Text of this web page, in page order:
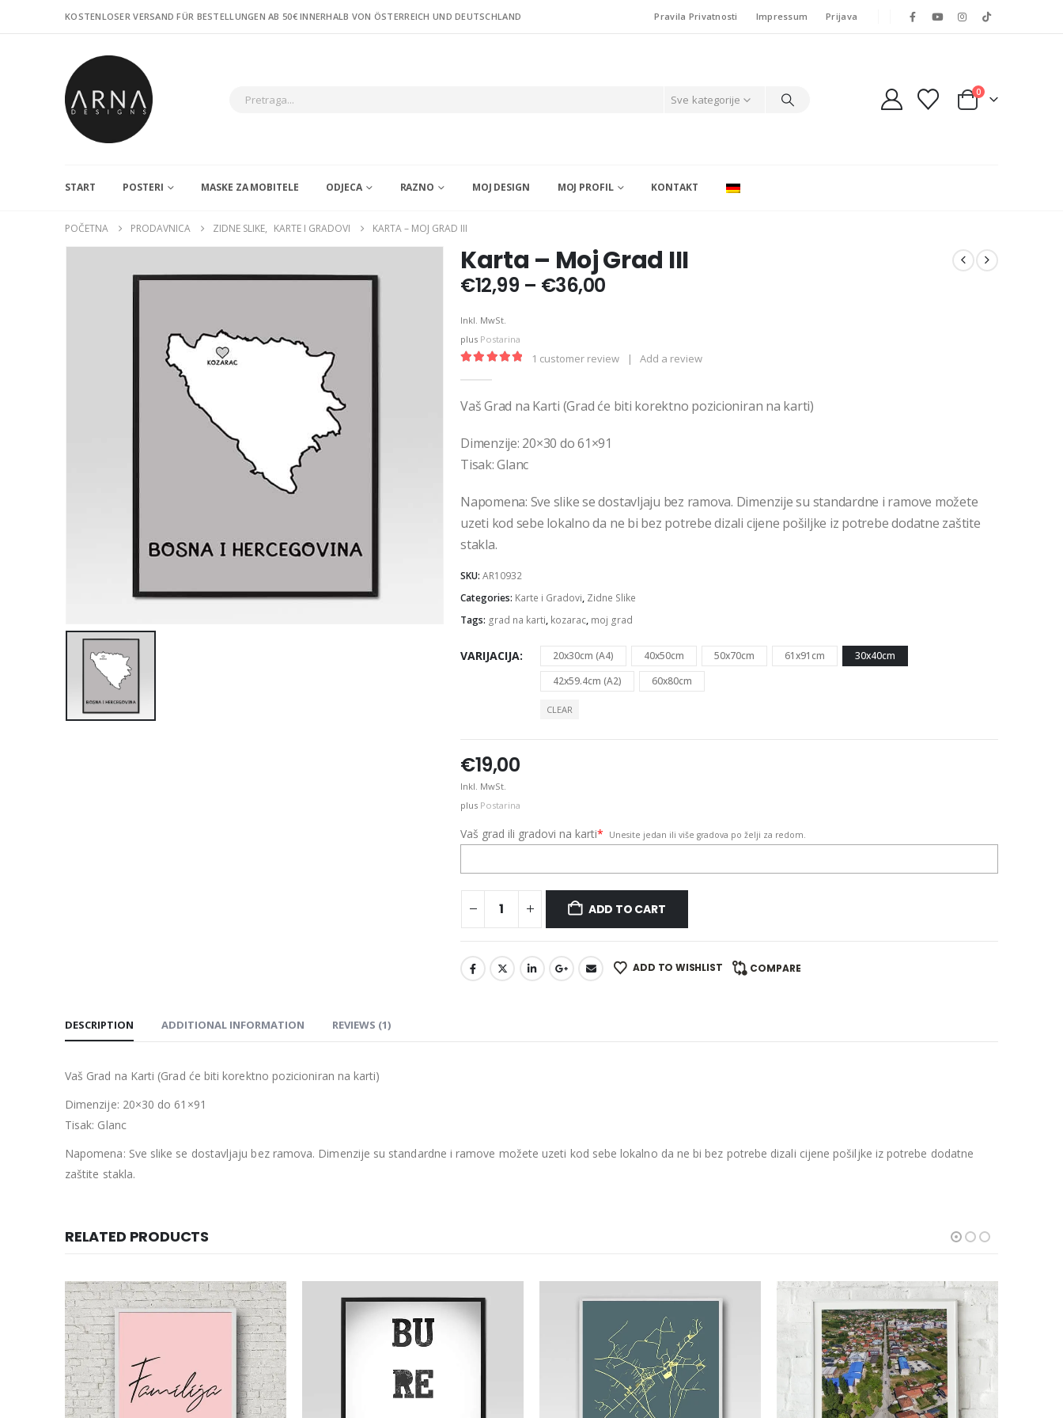
KOSTENLOSER VERSAND FÜR BESTELLUNGEN AB 50€ INNERHALB VON ÖSTERREICH UND DEUTSCHLAND Pravila Privatnosti Impressum Prijava
Sve kategorije
0
START POSTERI MASKE ZA MOBITELE ODJECA RAZNO MOJ DESIGN MOJ PROFIL KONTAKT
POČETNA PRODAVNICA ZIDNE SLIKE, KARTE I GRADOVI KARTA – MOJ GRAD III
Karta – Moj Grad III
€12,99 – €36,00Price
€36,00
Inkl. MwSt.
plus Postarina
1 customer review | Add a review
Vaš Grad na Karti (Grad će biti korektno pozicioniran na karti)
Dimenzije: 20×30 do 61×91
Tisak: Glanc
Napomena: Sve slike se dostavljaju bez ramova. Dimenzije su standardne i ramove možete
uzeti kod sebe lokalno da ne bi bez potrebe dizali cijene pošiljke iz potrebe dodatne zaštite
stakla.
SKU: AR10932
Categories: Karte i Gradovi, Zidne Slike
Tags: grad na karti, kozarac, moj grad
VARIJACIJA 20x30cm (A4) 40x50cm 50x70cm 61x91cm
30x40cm
42x59.4cm (A2)
60x80cm
CLEAR
€19,00
Inkl. MwSt.
plus Postarina
Vaš grad ili gradovi na karti* Unesite jedan ili više gradova po želji za redom.
ADD TO CART
ADD TO WISHLIST COMPARE
DESCRIPTION ADDITIONAL INFORMATION REVIEWS (1)
Vaš Grad na Karti (Grad će biti korektno pozicioniran na karti)
Dimenzije: 20×30 do 61×91
Tisak: Glanc
Napomena: Sve slike se dostavljaju bez ramova. Dimenzije su standardne i ramove možete uzeti kod sebe lokalno da ne bi bez potrebe dizali cijene pošiljke iz potrebe dodatne
zaštite stakla.
RELATED PRODUCTS